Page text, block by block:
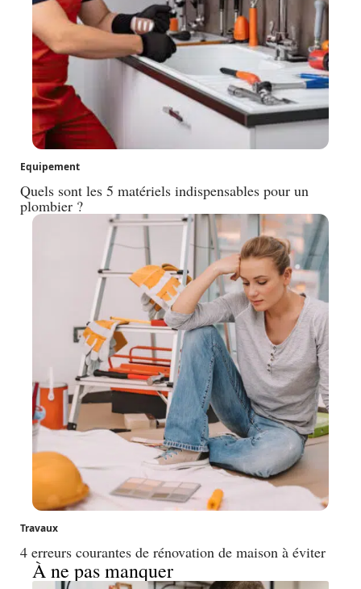
Equipement
Quels sont les 5 matériels indispensables pour un
plombier ?
Travaux
4 erreurs courantes de rénovation de maison à éviter
À ne pas manquer